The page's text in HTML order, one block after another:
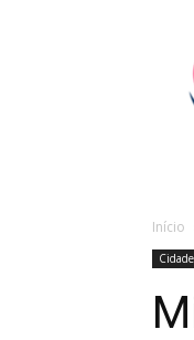
Início